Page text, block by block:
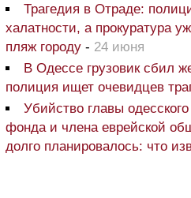
Трагедия в Отраде:
халатности, а прокуратура
пляж городу - 24 июня
В Одессе грузовик сбил
полиция ищет очевидцев
Убийство главы одесского
фонда и члена еврейской
долго планировалось: что